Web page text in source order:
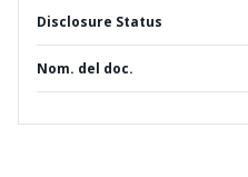
Disclosure Status
Nom. del doc.